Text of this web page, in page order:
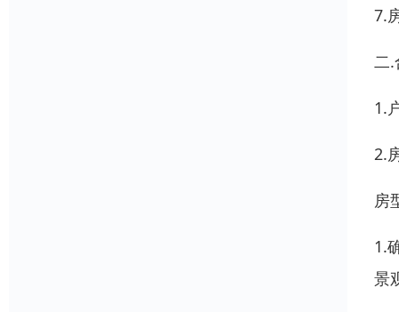
7.
二.
1.
2.
房
1.
景